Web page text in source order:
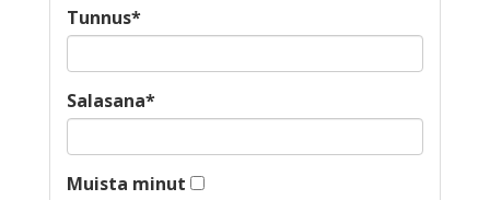
Tunnus*
Salasana*
Muista minut